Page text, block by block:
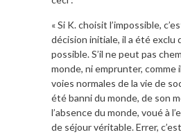
« Si K. choisit l’impossible,
décision initiale, il a été exclu
possible. S’il ne peut pas
monde, ni emprunter, comme
voies normales de la vie de
été banni du monde, de son
l’absence du monde, voué à
de séjour véritable. Errer,